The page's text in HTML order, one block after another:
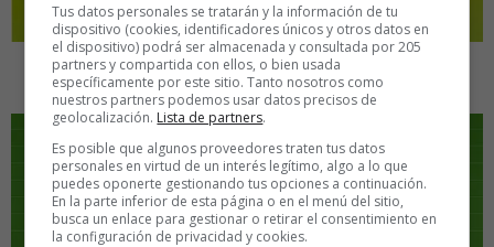
5.¿Cuánto vale lo que hago?
Tus datos personales se tratarán y la información de tu
dispositivo (cookies, identificadores únicos y otros datos en
el dispositivo) podrá ser almacenada y consultada por 205
partners y compartida con ellos, o bien usada
específicamente por este sitio. Tanto nosotros como
nuestros partners podemos usar datos precisos de
geolocalización. Lista de partners.
Es posible que algunos proveedores traten tus datos
personales en virtud de un interés legítimo, algo a lo que
puedes oponerte gestionando tus opciones a continuación.
En la parte inferior de esta página o en el menú del sitio,
busca un enlace para gestionar o retirar el consentimiento en
la configuración de privacidad y cookies.